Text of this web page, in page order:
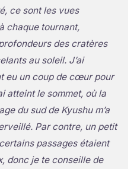
ce sont les vues
chaque tournant,
des cratères
au soleil. J’ai
eu un coup de cœur pour
atteint le sommet, où la
du sud de Kyushu m’a
Par contre, un petit
passages étaient
donc je te conseille de